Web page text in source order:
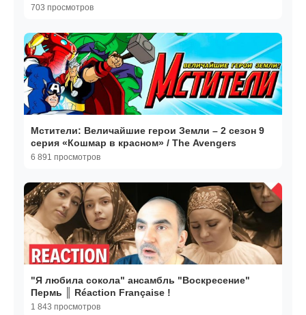
703 просмотров
Мстители: Величайшие герои Земли – 2 сезон 9
серия «Кошмар в красном» / The Avengers
6 891 просмотров
"Я любила сокола" ансамбль "Воскресение"
Пермь ║ Réaction Française !
1 843 просмотров